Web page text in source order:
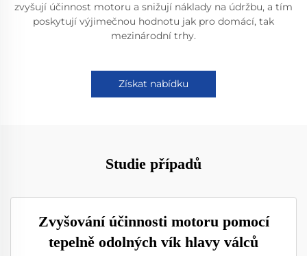
zvyšují účinnost motoru a snižují náklady na údržbu, a tím
poskytují výjimečnou hodnotu jak pro domácí, tak
mezinárodní trhy.
Získat nabídku
Studie případů
Zvyšování účinnosti motoru pomocí
tepelně odolných vík hlavy válců